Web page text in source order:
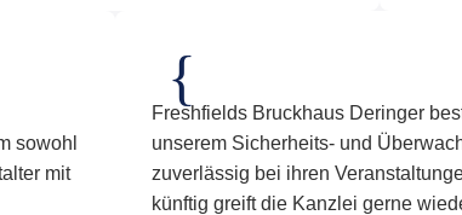
sowohl
mit
Freshfields Bruckhaus Deringer
unserem Sicherheits- und
zuverlässig bei ihren
künftig greift die Kanzlei gerne